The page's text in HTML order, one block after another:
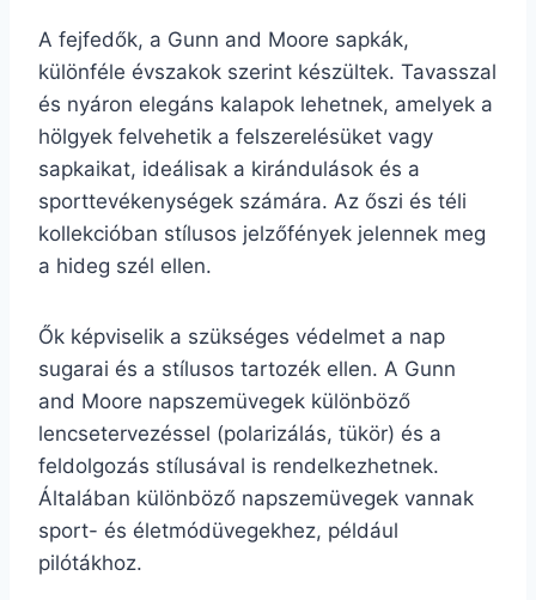
A fejfedők, a Gunn and Moore sapkák,
különféle évszakok szerint készültek. Tavasszal
és nyáron elegáns kalapok lehetnek, amelyek a
hölgyek felvehetik a felszerelésüket vagy
sapkaikat, ideálisak a kirándulások és a
sporttevékenységek számára. Az őszi és téli
kollekcióban stílusos jelzőfények jelennek meg
a hideg szél ellen.
Ők képviselik a szükséges védelmet a nap
sugarai és a stílusos tartozék ellen. A Gunn
and Moore napszemüvegek különböző
lencsetervezéssel (polarizálás, tükör) és a
feldolgozás stílusával is rendelkezhetnek.
Általában különböző napszemüvegek vannak
sport- és életmódüvegekhez, például
pilótákhoz.